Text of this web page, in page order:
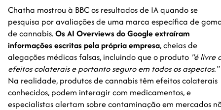
Chatha mostrou à BBC os resultados de IA quando se
pesquisa por avaliações de uma marca específica de
de cannabis.Os AI Overviews do Google extraíram
informações escritas pela própria empresa, cheias de
alegações médicas falsas, incluindo que o produto "é livre
efeitos colaterais e portanto seguro em todos os aspectos."
Na realidade, produtos de cannabis têm efeitos colaterais
conhecidos, podem interagir com medicamentos, e
especialistas alertam sobre contaminação em mercados